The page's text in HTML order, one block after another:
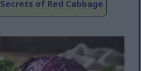
Secrets of Red Cabbage